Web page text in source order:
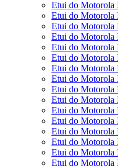
Etui do Motorola
Etui do Motorola
Etui do Motorola
Etui do Motorola
Etui do Motorola
Etui do Motorola
Etui do Motorola
Etui do Motorola
Etui do Motorola
Etui do Motorola
Etui do Motorola
Etui do Motorola
Etui do Motorola
Etui do Motorola
Etui do Motorola
Etui do Motorola